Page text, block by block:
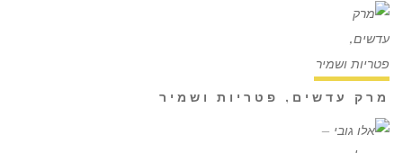
מרק עדשים, פטריות ושמיר